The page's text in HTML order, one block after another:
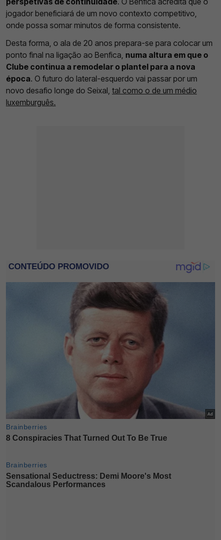
jogador beneficiará de um novo contexto competitivo,
onde possa somar minutos de forma consistente.
Desta forma, o ala de 20 anos prepara-se para colocar um
ponto final na ligação ao Benfica, numa altura em que o
Clube continua a remodelar o plantel para a nova
época. O futuro do lateral-esquerdo vai passar por um
novo desafio longe do Seixal, tal como o de um médio
luxemburguês.